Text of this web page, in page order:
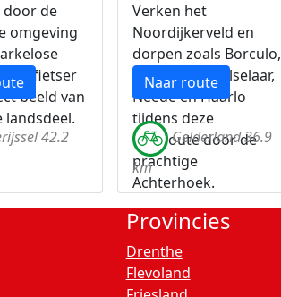
de
omgeving
de fietser
beeld van
42.2
Verken het
Noordijkerveld en
dorpen zoals Borculo,
Geesteren, Gelselaar,
Neede en Haarlo
tijdens deze
fietsroute door de
prachtige
Achterhoek.
Naar route
Gelderland 36.9
km
Provincies
Drenthe
Flevoland